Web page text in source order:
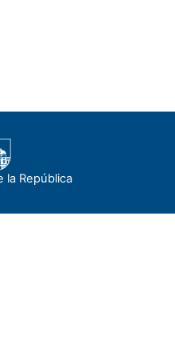
la República